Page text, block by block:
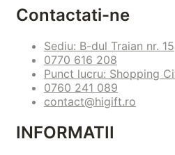
Contactati-ne
Sediu: B-dul Traian nr.
0770 616 208
Punct lucru: Shopping
0760 241 089
contact@higift.ro
INFORMATII